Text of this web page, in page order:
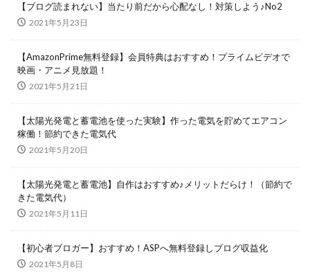
【ブログ読まれない】当たり前だから心配なし！対策しよう♪No2
2021年5月23日
【AmazonPrime無料登録】会員特典はおすすめ！プライムビデオで
映画・アニメ見放題！
2021年5月21日
【太陽光発電と蓄電池を使った実験】作った電気を貯めてエアコン
稼働！節約できた電気代
2021年5月20日
【太陽光発電と蓄電池】自作はおすすめ♪メリットだらけ！（節約で
きた電気代）
2021年5月11日
【初心者ブロガー】おすすめ！ASPへ無料登録しブログ収益化
2021年5月8日